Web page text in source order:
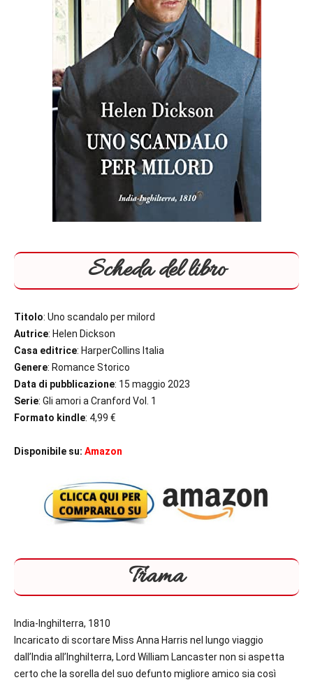
Scheda del libro
Titolo: Uno scandalo per milord
Autrice: Helen Dickson
Casa editrice: HarperCollins Italia
Genere: Romance Storico
Data di pubblicazione: 15 maggio 2023
Serie: Gli amori a Cranford Vol. 1
Formato kindle: 4,99 €
Disponibile su: Amazon
Trama
India-Inghilterra, 1810
Incaricato di scortare Miss Anna Harris nel lungo viaggio
dall’India all’Inghilterra, Lord William Lancaster non si aspetta
certo che la sorella del suo defunto migliore amico sia così